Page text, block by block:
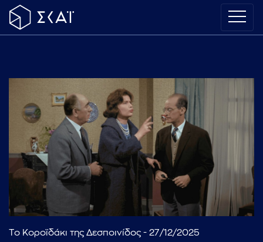
Το Κοροϊδάκι της Δεσποινίδος - 27/12/2025